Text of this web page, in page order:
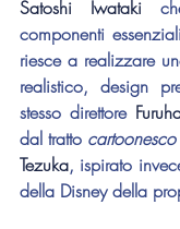
Satoshi Iwataki
componenti
riesce a realizzare
realistico, design
stesso direttore
dal tratto cartoonesco
Tezuka, ispirato
della Disney della